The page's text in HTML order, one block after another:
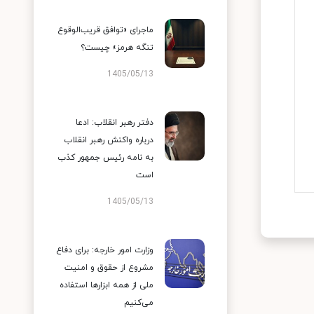
ماجرای «توافق قریب‌الوقوع
تنگه هرمز» چیست؟
1405/05/13
دفتر رهبر انقلاب: ادعا
درباره واکنش رهبر انقلاب
به نامه رئیس جمهور کذب
است
1405/05/13
وزارت امور خارجه: برای دفاع
مشروع از حقوق و امنیت
ملی از همه ابزارها استفاده
می‌کنیم